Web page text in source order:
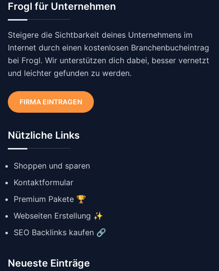
Frogl für Unternehmen
Steigere die Sichtbarkeit deines Unternehmens im
Internet durch einen kostenlosen Branchenbucheintrag
bei Frogl. Wir unterstützen dich dabei, besser vernetzt
und leichter gefunden zu werden.
FIRMA EINTRAGEN
Nützliche Links
Shoppen und sparen
Kontaktformular
Premium Pakete 🏆
Webseiten Erstellung ✨
SEO Backlinks kaufen 🔗
Neueste Einträge